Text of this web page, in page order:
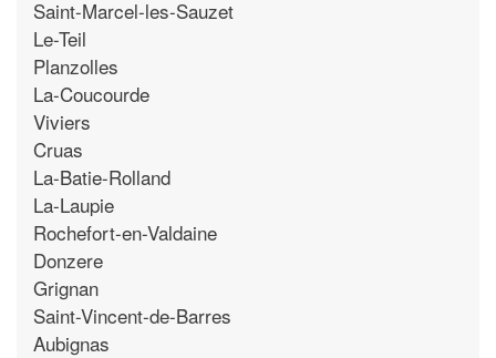
Saint-Marcel-les-Sauzet
Le-Teil
Planzolles
La-Coucourde
Viviers
Cruas
La-Batie-Rolland
La-Laupie
Rochefort-en-Valdaine
Donzere
Grignan
Saint-Vincent-de-Barres
Aubignas